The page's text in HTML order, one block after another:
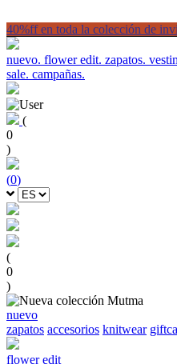
40%ff en toda la colección de
nuevo. flower edit. zapatos.
sale. campañas.
(
0
)
(0)
(
0
)
nuevo
zapatos accesorios knitwear
flower edit